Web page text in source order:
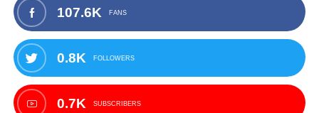
107.6K FANS
0.8K FOLLOWERS
0.7K SUBSCRIBERS